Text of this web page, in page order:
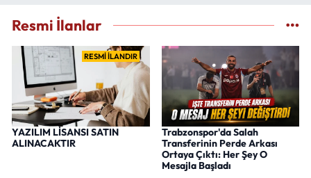
Resmi İlanlar
RESMİ İLANDIR
YAZILIM LİSANSI SATIN
ALINACAKTIR
Trabzonspor'da Salah
Transferinin Perde Arkası
Ortaya Çıktı: Her Şey O
Mesajla Başladı